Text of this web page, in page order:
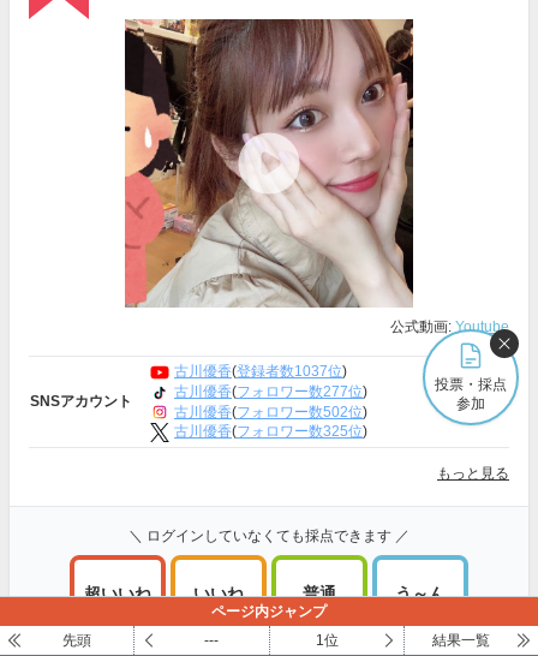
公式動画: Youtube
SNSアカウント
古川優香(登録者数1037位)
古川優香(フォロワー数277位)
古川優香(フォロワー数502位)
古川優香(フォロワー数325位)
もっと見る
＼ ログインしていなくても採点できます ／
超いいね いいね
80～61点
普通
60～41点
う～ん
投票・採点
参加
ページ内ジャンプ
先頭
--- 1位 結果一覧